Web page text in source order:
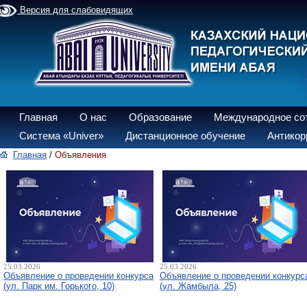
Версия для слабовидящих
Главная О нас Образование
Международное
Система «Univer»
Дистанционное обучение
Главная / Объявления
25.03.2026
Объявление о проведении конкурса
(ул. Парк им. Горького, 10)
25.03.2026
Объявление о проведении
(ул. Жамбыла, 25)